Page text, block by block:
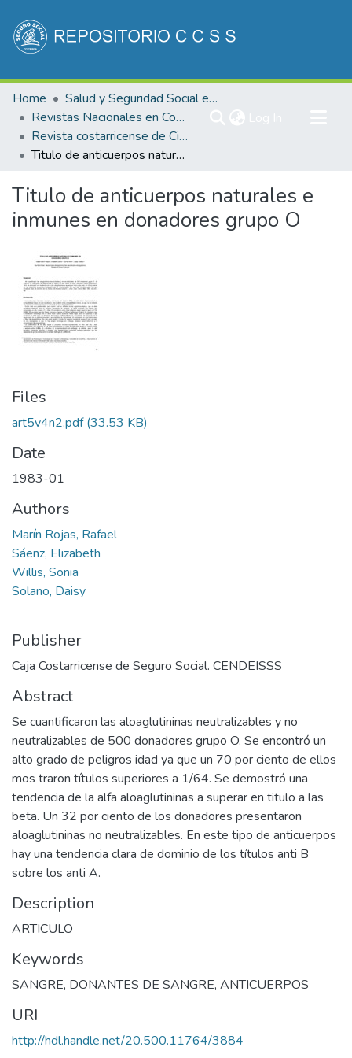
Communities & Collections
All of DSpace
Statistics
Home
Salud y Seguridad Social en Costa Rica
Revistas Nacionales en Costa Rica
Revista costarricense de Ciencias Médicas
Titulo de anticuerpos naturales e inmunes en donadores grupo O
Titulo de anticuerpos naturales e
inmunes en donadores grupo O
Files
art5v4n2.pdf(33.53 KB)
Date
1983-01
Authors
Marín Rojas, Rafael
Sáenz, Elizabeth
Willis, Sonia
Solano, Daisy
Publisher
Caja Costarricense de Seguro Social. CENDEISSS
Abstract
Se cuantificaron las aloaglutininas neutralizables y no
neutralizables de 500 donadores grupo O. Se encontró un
alto grado de peligros idad ya que un 70 por ciento de ellos
mos traron títulos superiores a 1/64. Se demostró una
tendencia de la alfa aloaglutininas a superar en titulo a las
beta. Un 32 por ciento de los donadores presentaron
aloaglutininas no neutralizables. En este tipo de anticuerpos
hay una tendencia clara de dominio de los títulos anti B
sobre los anti A.
Description
ARTICULO
Keywords
SANGRE, DONANTES DE SANGRE, ANTICUERPOS
URI
http://hdl.handle.net/20.500.11764/3884